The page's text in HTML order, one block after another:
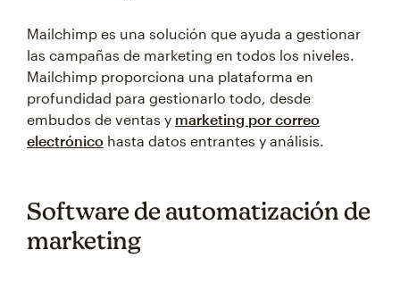
Mailchimp es una solución que ayuda a gestionar
las campañas de marketing en todos los niveles.
Mailchimp proporciona una plataforma en
profundidad para gestionarlo todo, desde
embudos de ventas y marketing por correo
electrónico hasta datos entrantes y análisis.
Software de automatización de
marketing